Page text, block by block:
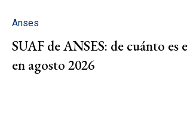
Anses
SUAF de ANSES: de cuánto es
en agosto 2026